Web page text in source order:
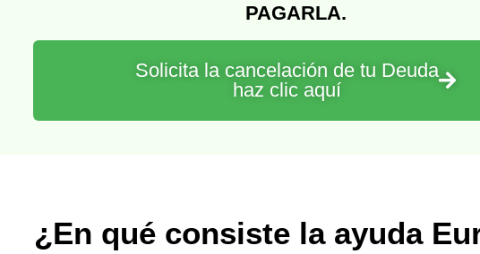
PAGARLA.
Solicita la cancelación de tu Deuda
haz clic aquí
¿En qué consiste la ayuda